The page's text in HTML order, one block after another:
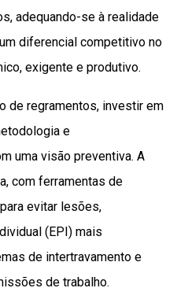
adequando-se à realidade
diferencial competitivo no
exigente e produtivo.
de regramentos, investir em
e
uma visão preventiva. A
com ferramentas de
evitar lesões,
(EPI) mais
de intertravamento e
de trabalho.